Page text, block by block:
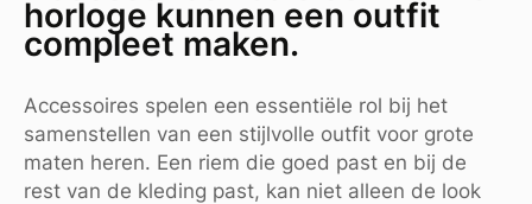
horloge kunnen een outfit
compleet maken.
Accessoires spelen een essentiële rol bij het
samenstellen van een stijlvolle outfit voor grote
maten heren. Een riem die goed past en bij de
rest van de kleding past, kan niet alleen de look